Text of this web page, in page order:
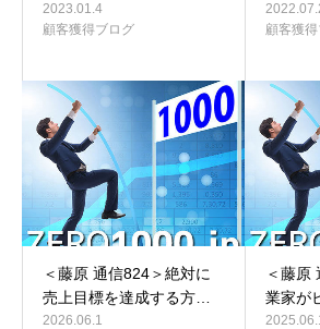
2023.01.4
顧客獲得ブログ
顧客獲
＜藤原 通信824＞絶対に
売上目標を達成する方…
2026.06.1
＜藤原
業家が